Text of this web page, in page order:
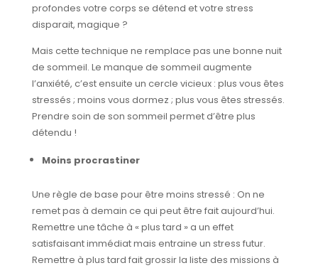
profondes votre corps se détend et votre stress
disparait, magique ?
Mais cette technique ne remplace pas une bonne nuit
de sommeil. Le manque de sommeil augmente
l’anxiété, c’est ensuite un cercle vicieux : plus vous êtes
stressés ; moins vous dormez ; plus vous êtes stressés.
Prendre soin de son sommeil permet d’être plus
détendu !
Moins procrastiner
Une règle de base pour être moins stressé : On ne
remet pas à demain ce qui peut être fait aujourd’hui.
Remettre une tâche à « plus tard » a un effet
satisfaisant immédiat mais entraine un stress futur.
Remettre à plus tard fait grossir la liste des missions à